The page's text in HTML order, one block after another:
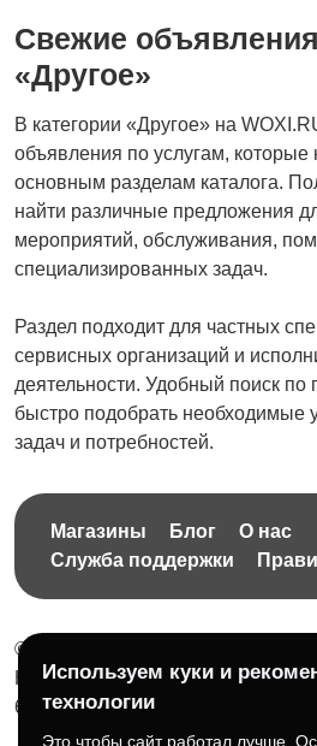
Свежие
«Другое»
В категории «Другое» на
объявления по услугам, которые
основным разделам каталога.
найти различные предложения
мероприятий, обслуживания,
специализированных задач.
Раздел подходит для частных
сервисных организаций и
деятельности. Удобный поиск по
быстро подобрать необходимые
задач и потребностей.
Магазины Блог
О нас
Служба поддержки
© 2026 Бесплатная доска
НПД Краснорудская Анастасия
614404606809
Используем куки и
технологии
Это чтобы сайт работал лучше.